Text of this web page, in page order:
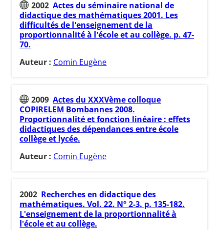
2002 Actes du séminaire national de
didactique des mathématiques 2001. Les
difficultés de l'enseignement de la
proportionnalité à l'école et au collège. p. 47-
70.
Auteur : Comin Eugène
2009 Actes du XXXVème colloque
COPIRELEM Bombannes 2008.
Proportionnalité et fonction linéaire : effets
didactiques des dépendances entre école
collège et lycée.
Auteur : Comin Eugène
2002 Recherches en didactique des
mathématiques. Vol. 22. N° 2-3. p. 135-182.
L'enseignement de la proportionnalité à
l'école et au collège.